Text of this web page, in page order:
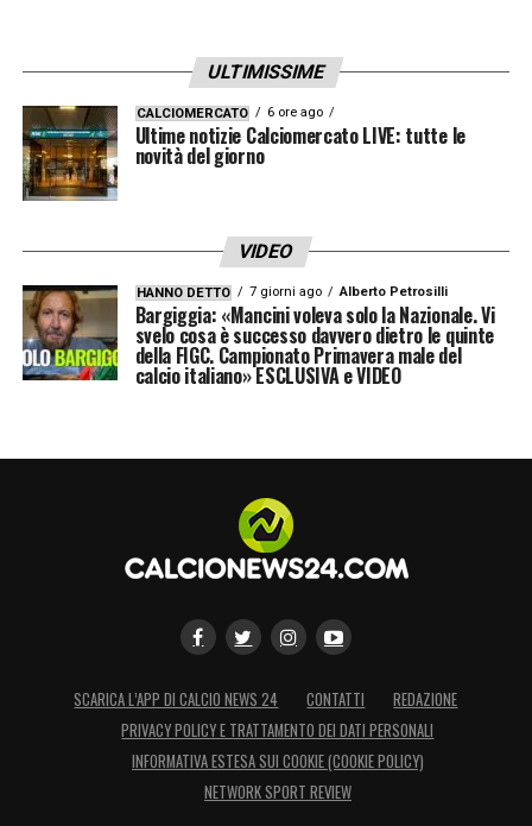
trasferta torinese.
LA PLAYLIST DELLE NOSTRE TOP NEWS
ULTIMISSIME
CALCIOMERCATO 6 ore ago
Ultime notizie Calciomercato LIVE: tutte le
novità del giorno
VIDEO
HANNO DETTO 7 giorni ago Alberto Petrosilli
Bargiggia: «Mancini voleva solo la Nazionale. Vi
svelo cosa è successo davvero dietro le quinte
della FIGC. Campionato Primavera male del
calcio italiano» ESCLUSIVA e VIDEO
SCARICA L’APP DI CALCIO NEWS 24 CONTATTI
REDAZIONE
PRIVACY POLICY E TRATTAMENTO DEI DATI PERSONALI
INFORMATIVA ESTESA SUI COOKIE (COOKIE POLICY)
NETWORK SPORT REVIEW